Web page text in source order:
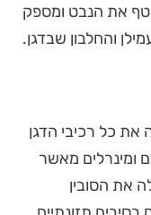
את הנבט ומספק
והחלבון שבדגן.
כל רכיבי הדגן
ומינרלים מאשר
את הסובין